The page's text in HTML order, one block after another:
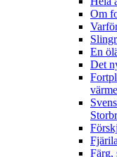
Om
En
Det
Färg,